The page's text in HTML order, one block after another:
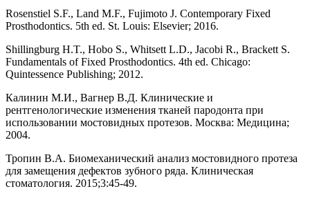
Rosenstiel S.F., Land M.F., Fujimoto J. Contemporary Fixed
Prosthodontics. 5th ed. St. Louis: Elsevier; 2016.
Shillingburg H.T., Hobo S., Whitsett L.D., Jacobi R., Brackett S.
Fundamentals of Fixed Prosthodontics. 4th ed. Chicago:
Quintessence Publishing; 2012.
Калинин М.И., Вагнер В.Д. Клинические и
рентгенологические изменения тканей пародонта при
использовании мостовидных протезов. Москва: Медицина;
2004.
Тропин В.А. Биомеханический анализ мостовидного протеза
для замещения дефектов зубного ряда. Клиническая
стоматология. 2015;3:45-49.